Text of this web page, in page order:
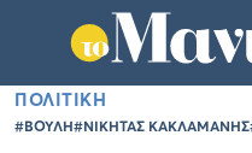
ΠΟΛΙΤΙΚΗ
#ΒΟΥΛΗ#ΝΙΚΗΤΑΣ ΚΑΚΛΑΜΑΝΗΣ